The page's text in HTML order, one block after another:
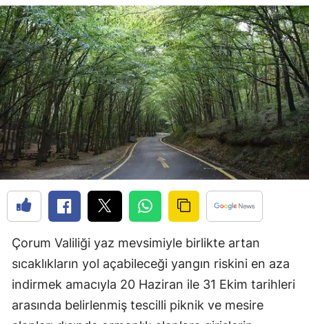
Çanakkale
Çankırı
Çorum
Denizli
Diyarbakır
Edirne
Elazığ
Erzincan
Erzurum
Eskişehir
Gaziantep
Çorum Valiliği yaz mevsimiyle birlikte artan
sıcaklıkların yol açabileceği yangın riskini en aza
indirmek amacıyla 20 Haziran ile 31 Ekim tarihleri
arasında belirlenmiş tescilli piknik ve mesire